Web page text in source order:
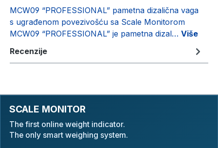
MCW09 “PROFESSIONAL” pametna dizalična vaga
s ugrađenom povezivošću sa Scale Monitorom
MCW09 “PROFESSIONAL” je pametna dizal… Više
Recenzije
SCALE MONITOR
The first online weight indicator.
The only smart weighing system.